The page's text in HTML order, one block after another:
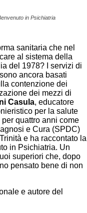
in Psichiatria
sanitaria che nel
al sistema della
del 1978? I servizi di
ancora basati
contenzione dei
dei mezzi di
Casula, educatore
per la salute
quattro anni come
e Cura (SPDC)
e ha raccontato la
in Psichiatria. Un
superiori che, dopo
pensato bene di non
e autore del